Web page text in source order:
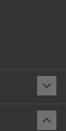
keyboard_arrow_down
keyboard_arrow_up